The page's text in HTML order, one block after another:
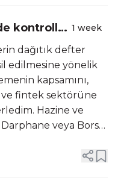
kontrollü
1 week
dağıtık defter
edilmesine yönelik
kapsamını,
ve fintek sektörüne
Hazine ve
Darphane veya Borsa